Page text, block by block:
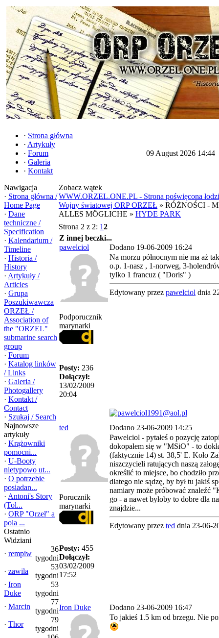
· Strona główna
· Artykuły
· Forum
· Galeria
· Kontakt
09 August 2026 14:44
Nawigacja
· Strona główna /
Home Page
· Dane
techniczne /
Specification
· Kalendarium /
Timeline
· Historia /
History
· Artykuły /
Articles
· Grupa
Poszukiwawcza
ORZEŁ /
Association of
the "ORZEL"
submarine search
group
· Forum
· Katalog linków
/ Links
· Galeria /
Photogallery
· Kontakt /
Contact
· Szukaj / Search
Najnowsze
artykuły
· Krążowniki
pomocni...
· U-Booty
nietypowo ut...
· O potrzebie
posiadan...
· Antoni's Story
(Tol...
· ORP "Orzeł" a
pola ...
Ostatnio
Widziani
· rempiw
36
tygodni
· zawila
53
tygodni
· Iron
Duke
53
tygodni
· Marcin
77
tygodni
· Thor
79
tygodni
Zobacz wątek
WWW.ORZEL.ONE.PL - Strona poświęcona
Wojny światowej ORP ORZEŁ » RÓŻNOŚCI -
ALLES MÖGLICHE » HYDE PARK
Strona 2 z 2: 12
Z innej beczki...
pawelciol
Dodano 19-06-2009 16:24
Podporucznik
marynarki
Posty: 236
Dołączył:
13/02/2009
20:04
Na morzu północnym nie ma aż
o.p. 1-nasz , 1-norweg, 3-
tylko 1 francuz ( "Doris" )
Edytowany przez pawelciol dnia
ted Dodano 23-06-2009 14:25
Porucznik
marynarki
Posty: 455
Dołączył:
03/02/2009
17:52
Pawelciol - pytałeś o pozycję
dokopałem się w "MSiO" - to
(faktycznie 14) st. 38,5' E. Koło
niszczycieli ratujących naszą
określić to miejsce, bo chodziło
dlatego nie sądzę, by był tu jakiś
namiary może próbować znaleźć
go - a nawet byłoby to dobre dla
znajdzie...
Edytowany przez ted dnia 23-06-
Iron Duke Dodano 23-06-2009 16:47
To jakieś 1.5 km od brzegu. Nie